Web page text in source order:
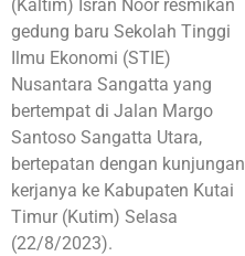
(Kaltim) Isran Noor resmikan
gedung baru Sekolah Tinggi
Ilmu Ekonomi (STIE)
Nusantara Sangatta yang
bertempat di Jalan Margo
Santoso Sangatta Utara,
bertepatan dengan kunjungan
kerjanya ke Kabupaten Kutai
Timur (Kutim) Selasa
(22/8/2023).